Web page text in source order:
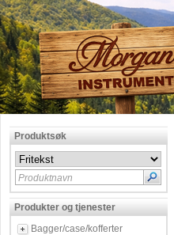
Produktsøk
Produktnavn
Produkter og tjenester
Bagger/case/kofferter